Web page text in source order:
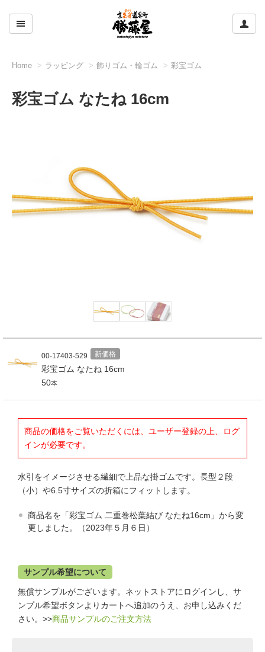
ここをクリックして左のメニューを開閉する
Home ラッピング 飾りゴム・輪ゴム 彩宝ゴム
彩宝ゴム なたね 16cm
00-17403-529 新価格
彩宝ゴム なたね 16cm
50本
商品の価格をご覧いただくには、ユーザー登録の上、ログ
インが必要です。
水引をイメージさせる繊細で上品な掛ゴムです。長型２段
（小）や6.5寸サイズの折箱にフィットします。
商品名を「彩宝ゴム 二重巻松葉結び なたね16cm」から変
更しました。（2023年５月６日）
サンプル希望について
無償サンプルがございます。ネットストアにログインし、サ
ンプル希望ボタンよりカートへ追加のうえ、お申し込みくだ
さい。>>商品サンプルのご注文方法